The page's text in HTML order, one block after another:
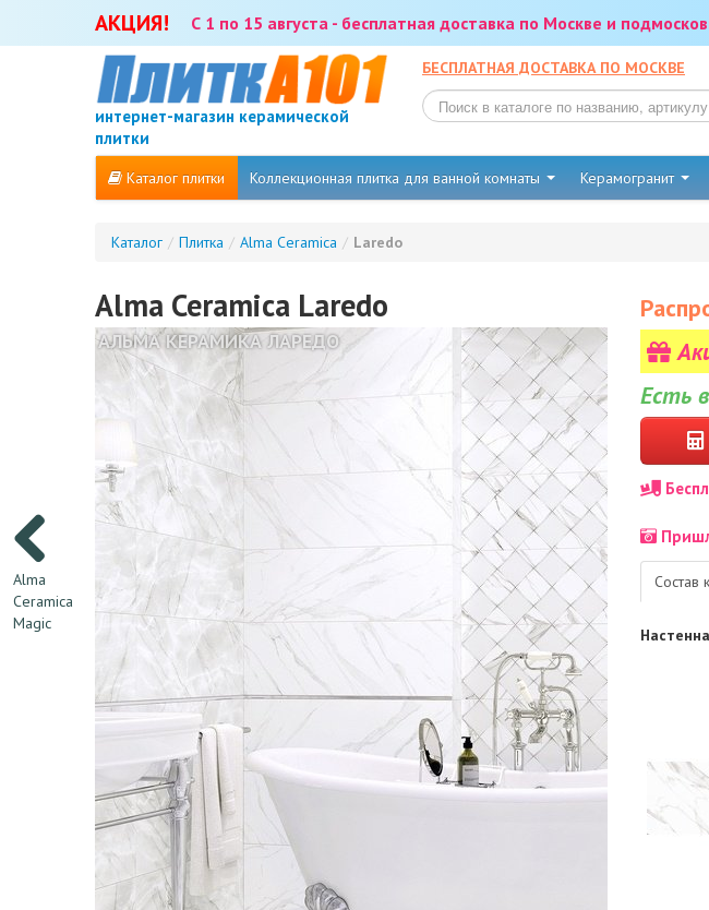
АКЦИЯ! С 1 по 15 августа - бесплатная доставка по Москве и
интернет-магазин керамической
плитки
БЕСПЛАТНАЯ ДОСТАВКА ПО МОСКВЕ
Каталог плитки Коллекционная плитка для ванной комнаты Керамогранит
Каталог / Плитка / Alma Ceramica / Laredo
Alma
Ceramica
Magic
Alma Ceramica Laredo
АЛЬМА КЕРАМИКА ЛАРЕДО
Есть
Состав